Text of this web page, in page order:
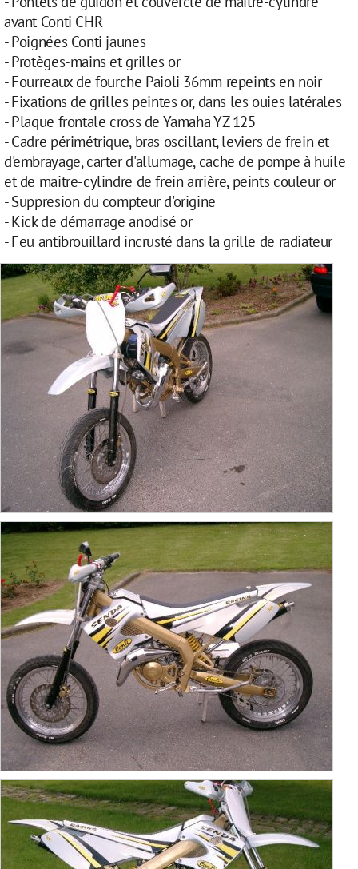
avant Conti CHR
- Poignées Conti jaunes
- Protèges-mains et grilles or
- Fourreaux de fourche Paioli 36mm repeints en noir
- Fixations de grilles peintes or, dans les ouies latérales
- Plaque frontale cross de Yamaha YZ 125
- Cadre périmétrique, bras oscillant, leviers de frein et
d'embrayage, carter d'allumage, cache de pompe à huile
et de maitre-cylindre de frein arrière, peints couleur or
- Suppresion du compteur d'origine
- Kick de démarrage anodisé or
- Feu antibrouillard incrusté dans la grille de radiateur